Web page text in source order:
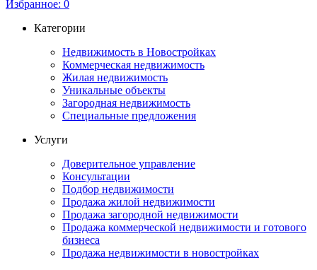
Избранное: 0
Категории
Недвижимость в Новостройках
Коммерческая недвижимость
Жилая недвижимость
Уникальные объекты
Загородная недвижимость
Специальные предложения
Услуги
Доверительное управление
Консультации
Подбор недвижимости
Продажа жилой недвижимости
Продажа загородной недвижимости
Продажа коммерческой недвижимости и готового
бизнеса
Продажа недвижимости в новостройках